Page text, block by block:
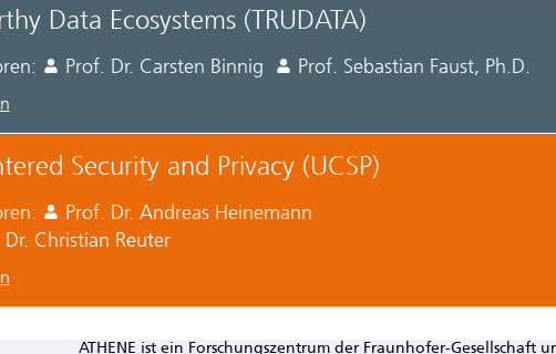
Data Ecosystems (TRUDATA)
Prof. Dr. Carsten Binnig Prof. Sebastian Faust, Ph.D.
Security and Privacy (UCSP)
Prof. Dr. Andreas Heinemann
Dr. Christian Reuter
ATHENE ist ein Forschungszentrum der Fraunhofer-Gesellschaft